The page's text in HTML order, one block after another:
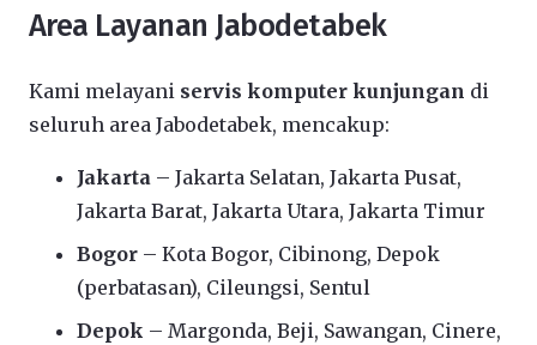
Area Layanan Jabodetabek
Kami melayani servis komputer kunjungan di
seluruh area Jabodetabek, mencakup:
Jakarta – Jakarta Selatan, Jakarta Pusat,
Jakarta Barat, Jakarta Utara, Jakarta Timur
Bogor – Kota Bogor, Cibinong, Depok
(perbatasan), Cileungsi, Sentul
Depok – Margonda, Beji, Sawangan, Cinere,